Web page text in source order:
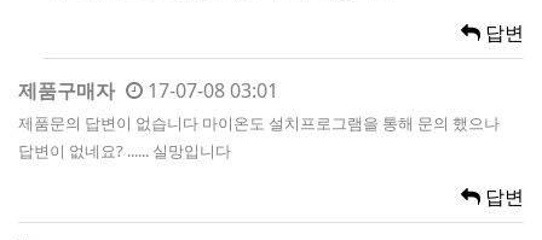
답변
제품구매자 17-07-08 03:01
제품문의 답변이 없습니다 마이온도 설치프로그램을 통해 문의 했으나
답변이 없네요? ...... 실망입니다
답변